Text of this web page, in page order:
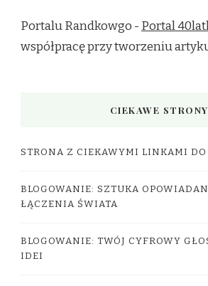
Portalu Randkowgo - Portal
współpracę przy tworzeniu
CIEKAWE STRONY
STRONA Z CIEKAWYMI LINKAMI
BLOGOWANIE: SZTUKA
ŁĄCZENIA ŚWIATA
BLOGOWANIE: TWÓJ CYFROWY
IDEI